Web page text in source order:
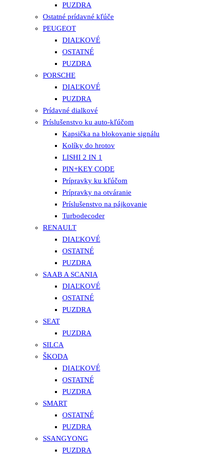
PUZDRA
Ostatné prídavné kľúče
PEUGEOT
DIAĽKOVÉ
OSTATNÉ
PUZDRA
PORSCHE
DIAĽKOVÉ
PUZDRA
Prídavné dialkové
Príslušenstvo ku auto-kľúčom
Kapsička na blokovanie signálu
Kolíky do hrotov
LISHI 2 IN 1
PIN+KEY CODE
Prípravky ku kľúčom
Prípravky na otváranie
Príslušenstvo na pájkovanie
Turbodecoder
RENAULT
DIAĽKOVÉ
OSTATNÉ
PUZDRA
SAAB A SCANIA
DIAĽKOVÉ
OSTATNÉ
PUZDRA
SEAT
PUZDRA
SILCA
ŠKODA
DIAĽKOVÉ
OSTATNÉ
PUZDRA
SMART
OSTATNÉ
PUZDRA
SSANGYONG
PUZDRA